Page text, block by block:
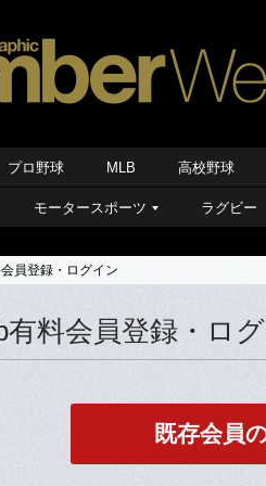
プロ野球 MLB 高校野球
モータースポーツ ラグビー
員登録・ログイン
有料会員登録・ロ
既存会員